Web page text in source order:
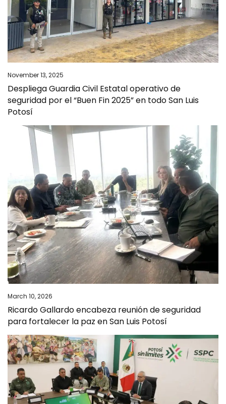
November 13, 2025
Despliega Guardia Civil Estatal operativo de
seguridad por el “Buen Fin 2025” en todo San Luis
Potosí
March 10, 2026
Ricardo Gallardo encabeza reunión de seguridad
para fortalecer la paz en San Luis Potosí